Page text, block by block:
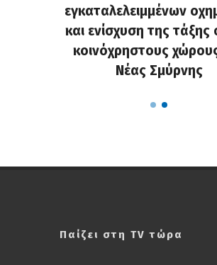
εγκαταλελειμμένων
και ενίσχυση της τάξης
κοινόχρηστους
Νέας Σμύρνης
Παίζει στη TV τώρα